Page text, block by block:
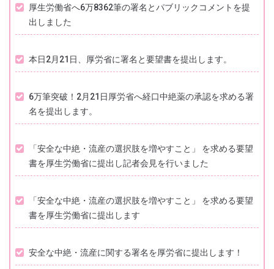
シ
ョ
ン
厚生労働省へ6万8362筆の署名とパブリックコメントを提
出しました
本日2月21日、厚労省に署名と要望書を提出します。
6万筆突破！2月21日厚労省へ経口中絶薬の承認を求める署
名を提出します。
「安全な中絶・流産の選択肢を増やすこと」 を求める要望
書を厚生労働省に提出し記者会見を行いました
「安全な中絶・流産の選択肢を増やすこと」 を求める要望
書を厚生労働省に提出します
安全な中絶・流産に関する署名を厚労省に提出します！